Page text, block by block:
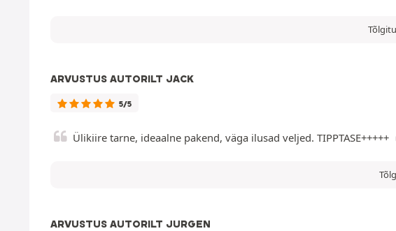
ARVUSTUS AUTORILT JACK
5/5
Ülikiire tarne, ideaalne pakend, väga ilusad veljed. TIPPTASE+++++
ARVUSTUS AUTORILT JURGEN